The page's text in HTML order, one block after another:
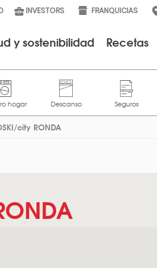
INVESTORS FRANQUICIAS
y sostenibilidad Recetas
city RONDA